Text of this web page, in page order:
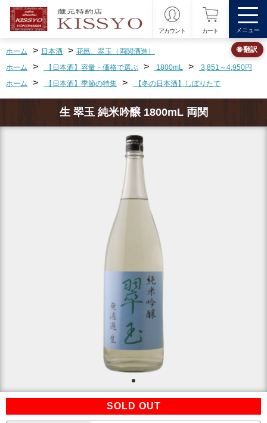
アカウント カート メニュー
ホーム > 日本酒 > 花邑、翠玉（両関酒造）
ホーム
> 【日本酒】容量・価格で選ぶ > 1800mL >
3,851～4,950円
ホーム
> 【日本酒】季節の特集 > 【冬の日本酒】しぼりたて
生 翠玉 純米吟醸 1800mL 両関
SOLD OUT
🌐 翻訳